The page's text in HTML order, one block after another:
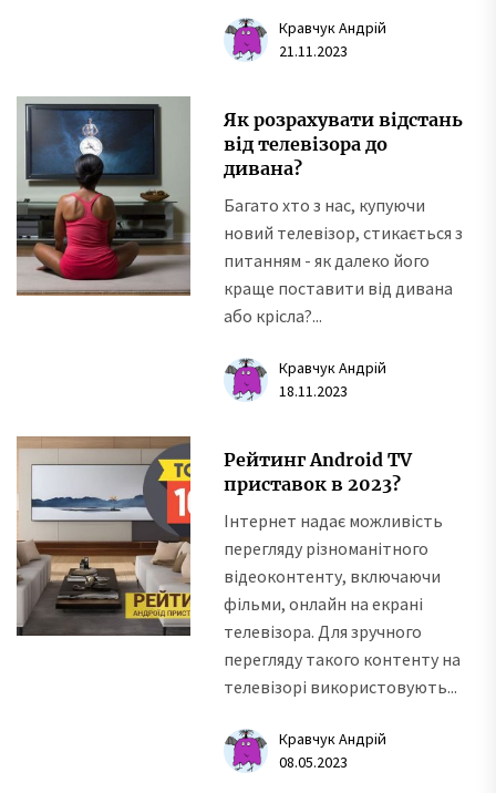
Кравчук Андрій
21.11.2023
Як розрахувати відстань
від телевізора до
дивана?
Багато хто з нас, купуючи
новий телевізор, стикається з
питанням - як далеко його
краще поставити від дивана
або крісла?...
Кравчук Андрій
18.11.2023
Рейтинг Android TV
приставок в 2023?
Інтернет надає можливість
перегляду різноманітного
відеоконтенту, включаючи
фільми, онлайн на екрані
телевізора. Для зручного
перегляду такого контенту на
телевізорі використовують...
Кравчук Андрій
08.05.2023